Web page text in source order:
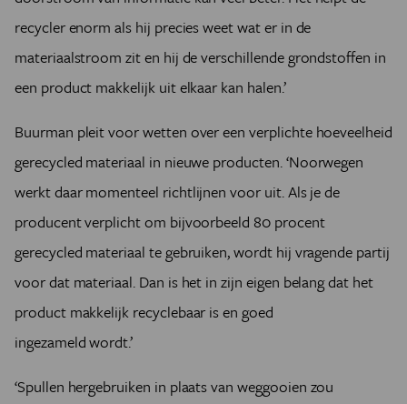
recycler enorm als hij precies weet wat er in de
materiaalstroom zit en hij de verschillende grondstoffen in
een product makkelijk uit elkaar kan halen.’
Buurman pleit voor wetten over een verplichte hoeveelheid
gerecycled materiaal in nieuwe producten. ‘Noorwegen
werkt daar momenteel richtlijnen voor uit. Als je de
producent verplicht om bijvoorbeeld 80 procent
gerecycled materiaal te gebruiken, wordt hij vragende partij
voor dat materiaal. Dan is het in zijn eigen belang dat het
product makkelijk recyclebaar is en goed
ingezameld wordt.’
‘Spullen hergebruiken in plaats van weggooien zou